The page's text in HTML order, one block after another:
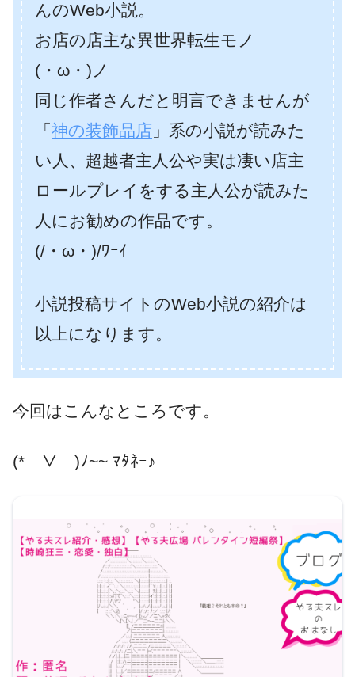
んのWeb小説。
お店の店主な異世界転生モノ
(・ω・)ノ
同じ作者さんだと明言できませんが
「 神の装飾品店 」系の小説が読みた
い人、超越者主人公や実は凄い店主
ロールプレイをする主人公が読みた
人にお勧めの作品です。
(/・ω・)/ﾜｰｲ
小説投稿サイトのWeb小説の紹介は
以上になります。
今回はこんなところです。
(*￣▽￣)ﾉ~~ ﾏﾀﾈｰ♪